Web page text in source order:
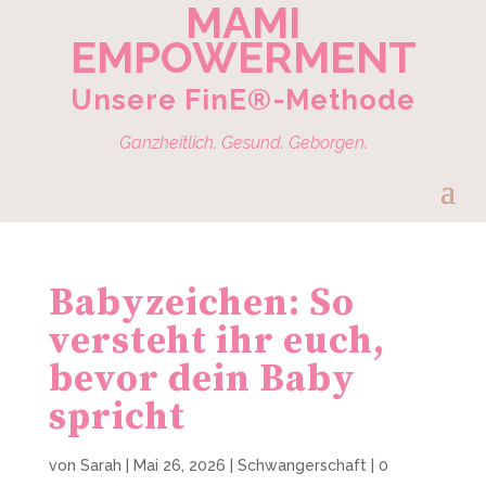
MAMI
EMPOWERMENT
Unsere FinE®-Methode
Ganzheitlich. Gesund. Geborgen.
Babyzeichen: So
versteht ihr euch,
bevor dein Baby
spricht
von Sarah Mai 26, 2026 Schwangerschaft
0